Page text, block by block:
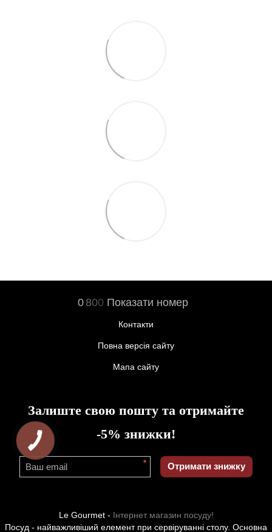
0 800 Показати номер
Контакти
Повна версія сайту
Мапа сайту
Залиште свою пошту та отримайте
-5% знижки!
* Отримати знижку
Le Gourmet - Інтернет магазин посуду!
Посуд - найважливіший елемент при сервіруванні столу. Основна